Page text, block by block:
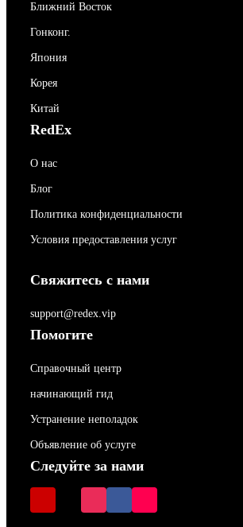
Ближний Восток
Гонконг.
Япония
Корея
Китай
RedEx
О нас
Блог
Политика конфиденциальности
Условия предоставления услуг
Свяжитесь с нами
support@redex.vip
Помогите
Справочный центр
начинающий гид
Устранение неполадок
Объявление об услуге
Следуйте за нами